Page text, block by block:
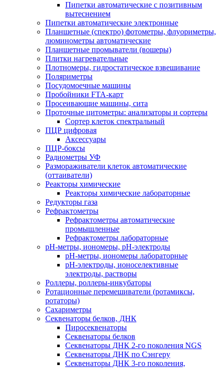
Пипетки автоматические с позитивным
вытеснением
Пипетки автоматические электронные
Планшетные (спектро) фотометры, флуориметры,
люминометры автоматические
Планшетные промыватели (вошеры)
Плитки нагревательные
Плотномеры, гидростатическое взвешивание
Поляриметры
Посудомоечные машины
Пробойники FTA-карт
Просеивающие машины, сита
Проточные цитометры: анализаторы и сортеры
Сортер клеток спектральный
ПЦР цифровая
Аксессуары
ПЦР-боксы
Радиометры УФ
Размораживатели клеток автоматические
(оттаиватели)
Реакторы химические
Реакторы химические лабораторные
Редукторы газа
Рефрактометры
Рефрактометры автоматические
промышленные
Рефрактометры лабораторные
рН-метры, иономеры, рН-электроды
рН-метры, иономеры лабораторные
рН-электроды, ионоселективные
электроды, растворы
Роллеры, роллеры-инкубаторы
Ротационные перемешиватели (ротамиксы,
ротаторы)
Сахариметры
Секвенаторы белков, ДНК
Пиросеквенаторы
Секвенаторы белков
Секвенаторы ДНК 2-го поколения NGS
Секвенаторы ДНК по Сэнгеру
Секвенаторы ДНК 3-го поколения,